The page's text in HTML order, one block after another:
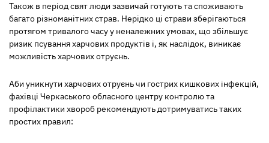
Також в період свят люди зазвичай готують та споживають
багато різноманітних страв. Нерідко ці страви зберігаються
протягом тривалого часу у неналежних умовах, що збільшує
ризик псування харчових продуктів і, як наслідок, виникає
можливість харчових отруєнь.
Аби уникнути харчових отруєнь чи гострих кишкових інфекцій,
фахівці Черкаського обласного центру контролю та
профілактики хвороб рекомендують дотримуватись таких
простих правил: